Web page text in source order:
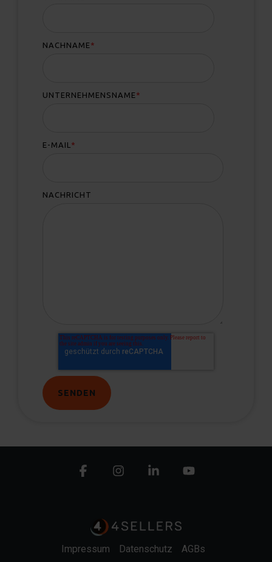
NACHNAME *
UNTERNEHMENSNAME *
E-MAIL *
NACHRICHT
Impressum Datenschutz
AGBs
FacebookInstagramLinkedin